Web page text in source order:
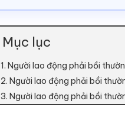
Mục lục
1. Người lao động phải bồi
2. Người lao động phải bồi
3. Người lao động phải bồi